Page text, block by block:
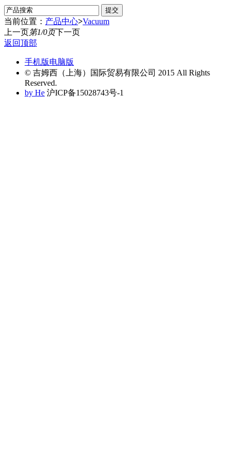
当前位置： 产品中心>Vacuum
上一页第1/0页下一页
返回顶部
手机版电脑版
© 吉姆西（上海）国际贸易有限公司 2015 All Rights
Reserved.
by He 沪ICP备15028743号-1